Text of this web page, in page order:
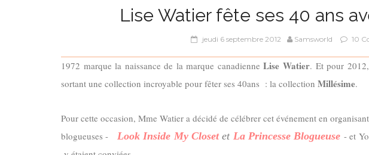
Lise Watier fête ses 40 ans
jeudi 6 septembre 2012 Samsworld 10
1972 marque la naissance de la marque canadienneLise Watier. Et pour
sortant une collection incroyable pour fêter ses 40ans : la collection Millésime.
Pour cette occasion, Mme Watier a décidé de célébrer cet événement en
blogueuses -
Look Inside My Closetet La Princesse Blogueuse - et